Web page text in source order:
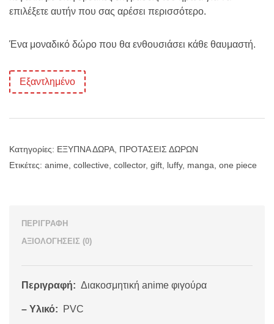
επιλέξετε αυτήν που σας αρέσει περισσότερο.
Ένα μοναδικό δώρο που θα ενθουσιάσει κάθε θαυμαστή.
Εξαντλημένο
Κατηγορίες: ΕΞΥΠΝΑ ΔΩΡΑ, ΠΡΟΤΑΣΕΙΣ ΔΩΡΩΝ
Ετικέτες: anime, collective, collector, gift, luffy, manga, one piece
ΠΕΡΙΓΡΑΦΉ
ΑΞΙΟΛΟΓΉΣΕΙΣ (0)
Περιγραφή: Διακοσμητική anime φιγούρα
– Υλικό: PVC